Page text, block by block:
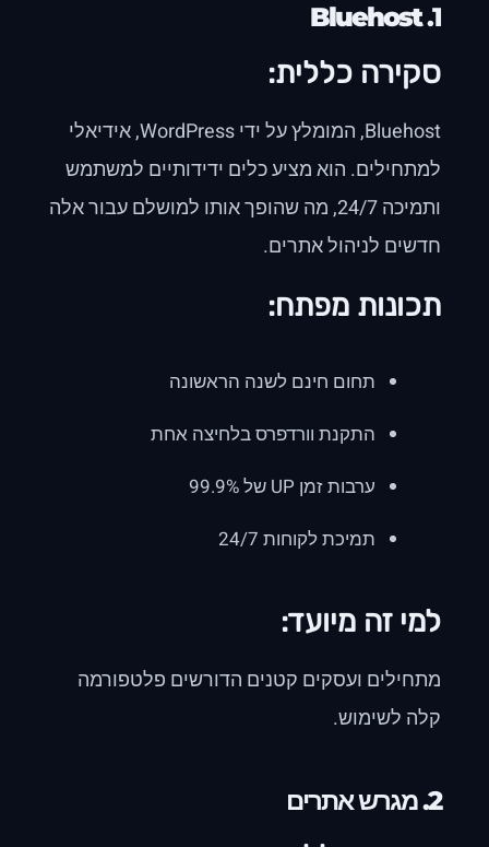
1.
Bluehost
סקירה כללית:
Bluehost, המומלץ על ידי WordPress, אידיאלי
למתחילים. הוא מציע כלים ידידותיים למשתמש
ותמיכה 24/7, מה שהופך אותו למושלם עבור אלה
חדשים לניהול אתרים.
תכונות מפתח:
תחום חינם לשנה הראשונה
התקנת וורדפרס בלחיצה אחת
ערבות זמן UP של 99.9%
תמיכת לקוחות 24/7
למי זה מיועד:
מתחילים ועסקים קטנים הדורשים פלטפורמה
קלה לשימוש.
2. מגרש אתרים